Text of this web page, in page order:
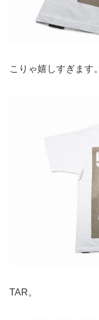
こりゃ嬉しすぎます。
TAR。